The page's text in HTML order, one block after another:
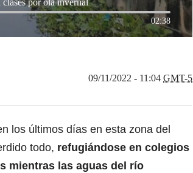
por ola invernal
02:38
09/11/2022 - 11:04 GMT-5
los últimos días en esta zona del
todo, refugiándose en colegios
mientras las aguas del río